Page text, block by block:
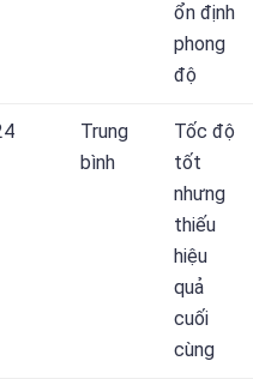
ổn định
phong
độ
Trung
bình
Tốc độ
tốt
nhưng
thiếu
hiệu
quả
cuối
cùng